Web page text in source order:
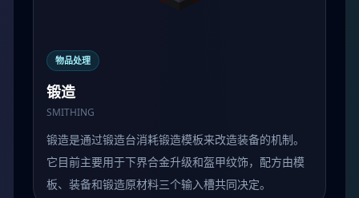
物品处理
锻造
SMITHING
锻造是通过锻造台消耗锻造模板来改造装备的机制。
它目前主要用于下界合金升级和盔甲纹饰，配方由模
板、装备和锻造原材料三个输入槽共同决定。